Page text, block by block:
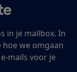
in je mailbox. In
hoe we omgaan
mails voor je